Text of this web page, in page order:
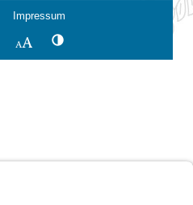
Impressum
SchriftgrößeKontrastwechsel